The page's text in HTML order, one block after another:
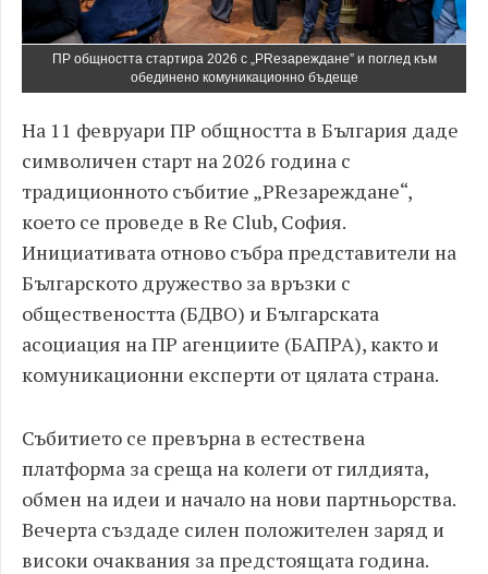
ПР общността стартира 2026 с „PRезареждане” и поглед към
обединено комуникационно бъдеще
На 11 февруари ПР общността в България даде
символичен старт на 2026 година с
традиционното събитие „PRезареждане“,
което се проведе в Re Club, София.
Инициативата отново събра представители на
Българското дружество за връзки с
обществеността (БДВО) и Българската
асоциация на ПР агенциите (БАПРА), както и
комуникационни експерти от цялата страна.
Събитието се превърна в естествена
платформа за среща на колеги от гилдията,
обмен на идеи и начало на нови партньорства.
Вечерта създаде силен положителен заряд и
високи очаквания за предстоящата година.